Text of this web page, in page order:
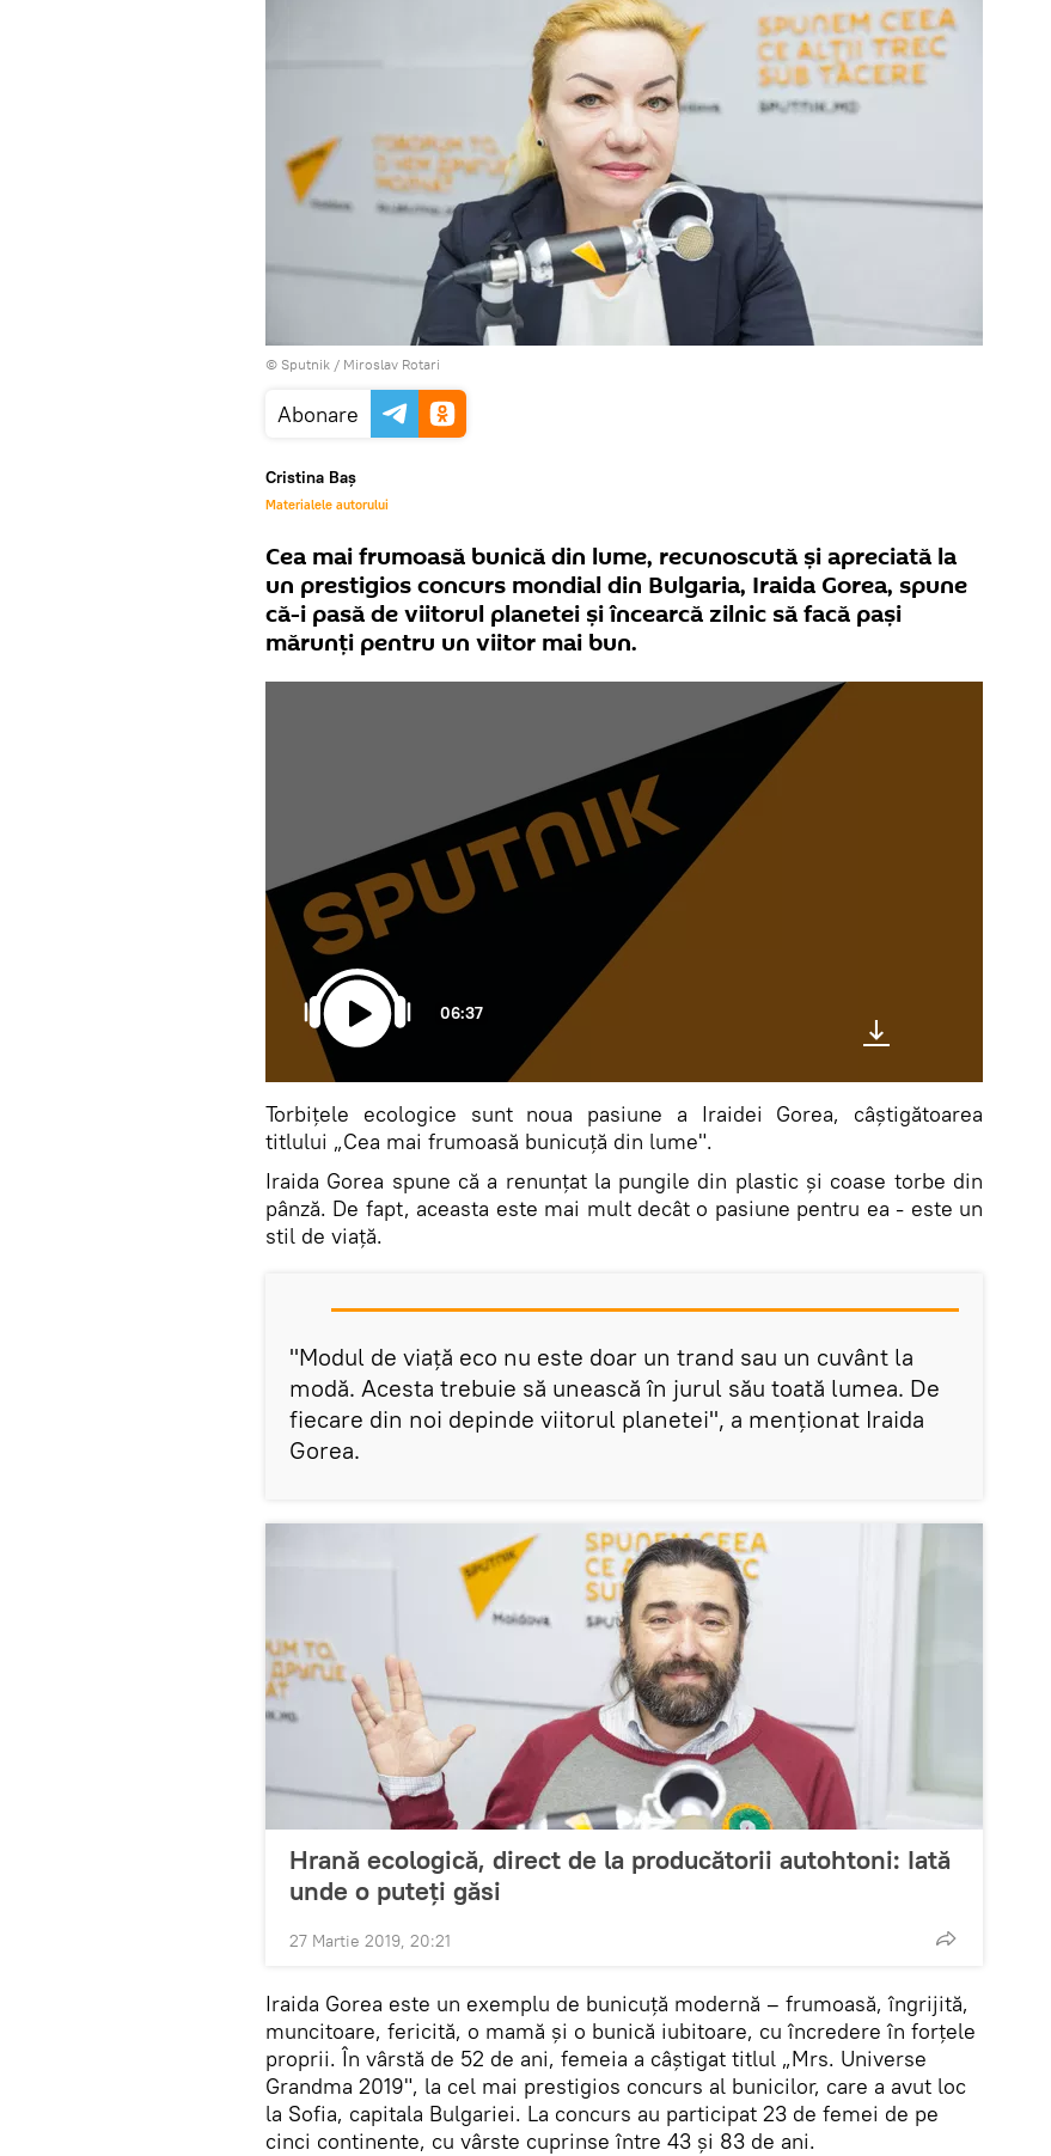
© Sputnik / Miroslav Rotari
Abonare
Cristina Baș
Materialele autorului
Cea mai frumoasă bunică din lume, recunoscută și apreciată la
un prestigios concurs mondial din Bulgaria, Iraida Gorea, spune
că-i pasă de viitorul planetei și încearcă zilnic să facă pași
mărunți pentru un viitor mai bun.
06:37
Torbițele ecologice sunt noua pasiune a Iraidei Gorea, câștigătoarea
titlului „Cea mai frumoasă bunicuță din lume".
Iraida Gorea spune că a renunțat la pungile din plastic și coase torbe din
pânză. De fapt, aceasta este mai mult decât o pasiune pentru ea - este un
stil de viață.
"Modul de viață eco nu este doar un trand sau un cuvânt la
modă. Acesta trebuie să unească în jurul său toată lumea. De
fiecare din noi depinde viitorul planetei", a menționat Iraida
Gorea.
Hrană ecologică, direct de la producătorii autohtoni: Iată
unde o puteți găsi
27 Martie 2019, 20:21
Iraida Gorea este un exemplu de bunicuță modernă – frumoasă, îngrijită,
muncitoare, fericită, o mamă și o bunică iubitoare, cu încredere în forțele
proprii. În vârstă de 52 de ani, femeia a câștigat titlul „Mrs. Universe
Grandma 2019", la cel mai prestigios concurs al bunicilor, care a avut loc
la Sofia, capitala Bulgariei. La concurs au participat 23 de femei de pe
cinci continente, cu vârste cuprinse între 43 și 83 de ani.